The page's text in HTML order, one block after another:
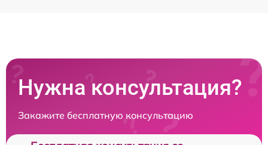
Нужна консультация?
Закажите бесплатную консультацию